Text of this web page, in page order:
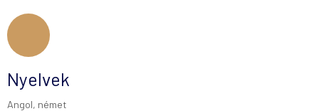
Nyelvek
Angol, német